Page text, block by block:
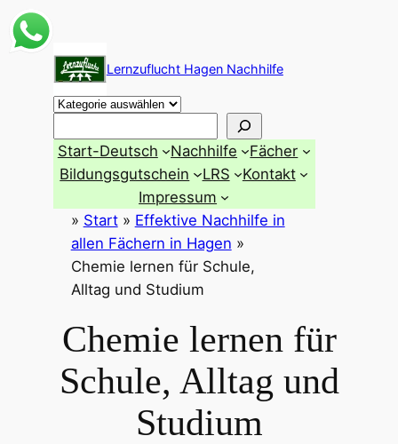
Zum
springen
Lernzuflucht Hagen Nachhilfe
Start-Deutsch Nachhilfe
Fächer
Bildungsgutschein
LRS
Kontakt
Impressum
» Start» Effektive Nachhilfe in
allen Fächern in Hagen »
Chemie lernen für Schule,
Alltag und Studium
Chemie lernen für
Schule, Alltag und
Studium